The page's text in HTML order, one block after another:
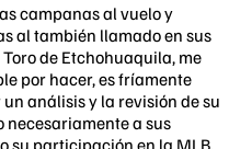
campanas al vuelo y
al también llamado en sus
de Etchohuaquila, me
por hacer, es fríamente
análisis y la revisión de su
a sus
su participación en la MLB.